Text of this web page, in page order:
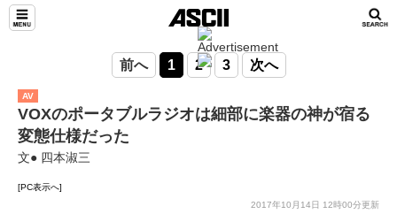
前へ 1 2 3 次へ
AV
VOXのポータブルラジオは細部に楽器の神が宿る
変態仕様だった
文● 四本淑三
[PC表示へ]
2017年10月14日 12時00分更新